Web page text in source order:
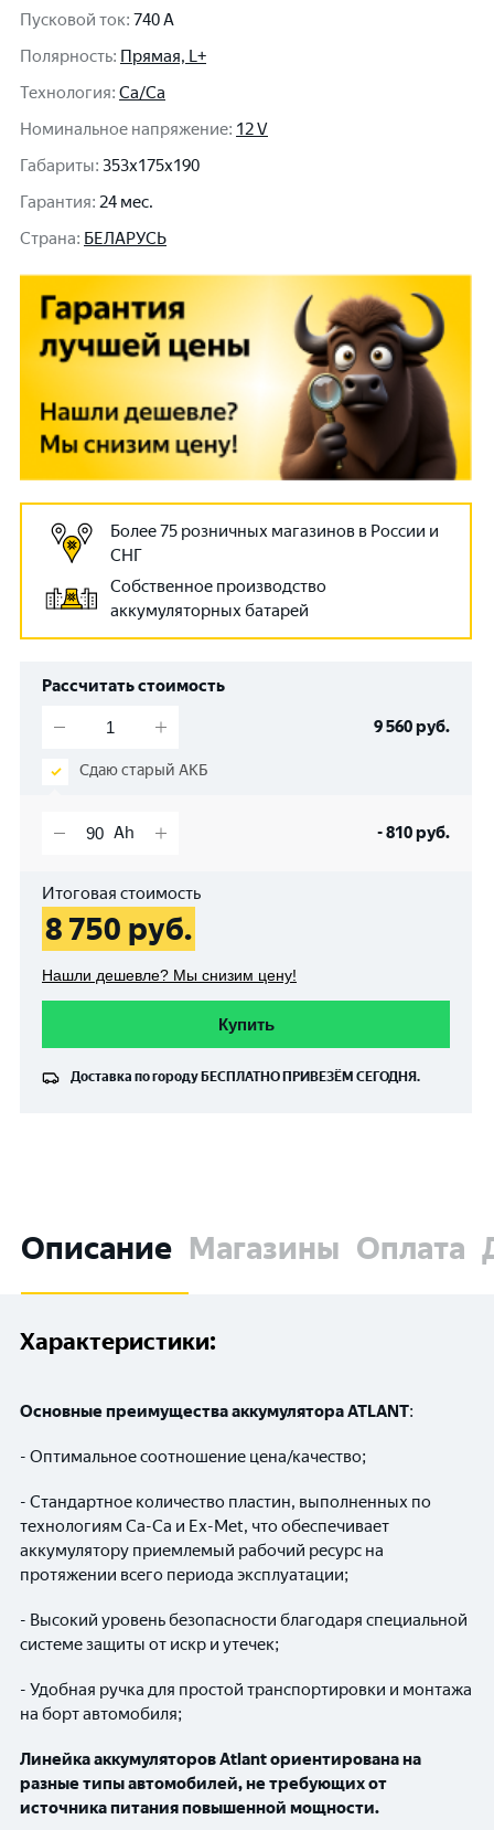
Пусковой ток: 740 A
Полярность: Прямая, L+
Технология: Ca/Ca
Номинальное напряжение: 12 V
Габариты: 353x175x190
Гарантия: 24 мес.
Cтрана: БЕЛАРУСЬ
Более 75 розничных магазинов в России и
СНГ
Собственное производство
аккумуляторных батарей
Рассчитать стоимость
9 560руб.
Сдаю старый АКБ
-810руб.
Итоговая стоимость
8 750 руб.
Нашли дешевле? Мы снизим цену!
Купить
Доставка по городу БЕСПЛАТНО ПРИВЕЗЁМ СЕГОДНЯ.
Описание Магазины Оплата
Характеристики:
Основные преимущества аккумулятора ATLANT:
- Оптимальное соотношение цена/качество;
- Стандартное количество пластин, выполненных по
технологиям Ca-Ca и Ex-Met, что обеспечивает
аккумулятору приемлемый рабочий ресурс на
протяжении всего периода эксплуатации;
- Высокий уровень безопасности благодаря специальной
системе защиты от искр и утечек;
- Удобная ручка для простой транспортировки и монтажа
на борт автомобиля;
Линейка аккумуляторов Atlant ориентирована на
разные типы автомобилей, не требующих от
источника питания повышенной мощности.